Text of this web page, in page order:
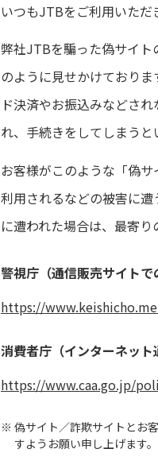
いつもJTBをご利用いただ
弊社JTBを騙った偽サイト
のように見せかけており
ド決済やお振込みなどさ
れ、手続きをしてしまうと
お客様がこのような「偽
利用されるなどの被害に
に遭われた場合は、最寄り
警視庁（通信販売サイトで
https://
消費者庁（インターネット
https://www.caa.go.jp/
偽サイト／詐欺サイトとお
すようお願い申し上げます。